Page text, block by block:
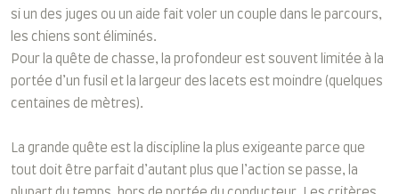
si un des juges ou un aide fait voler un couple dans le parcours,
les chiens sont éliminés.
Pour la quête de chasse, la profondeur est souvent limitée à la
portée d’un fusil et la largeur des lacets est moindre (quelques
centaines de mètres).
La grande quête est la discipline la plus exigeante parce que
tout doit être parfait d’autant plus que l’action se passe, la